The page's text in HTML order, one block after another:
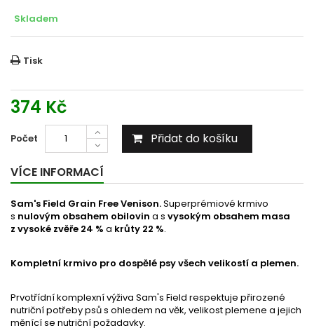
Skladem
Tisk
374 Kč
Počet Přidat do košíku
VÍCE INFORMACÍ
Sam's Field Grain Free Venison.Superprémiové krmivo
s nulovým obsahem obilovin a s vysokým obsahem masa
z vysoké zvěře 24 % a krůty 22 %.
Kompletní krmivo pro dospělé psy všech velikostí a plemen.
Prvotřídní komplexní výživa Sam's Field respektuje přirozené
nutriční potřeby psů s ohledem na věk, velikost plemene a jejich
měnící se nutriční požadavky.